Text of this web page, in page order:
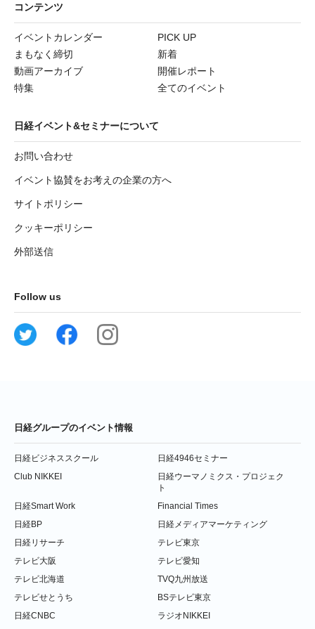
コンテンツ
イベントカレンダー
PICK UP
まもなく締切
新着
動画アーカイブ
開催レポート
特集
全てのイベント
日経イベント&セミナーについて
お問い合わせ
イベント協賛をお考えの企業の方へ
サイトポリシー
クッキーポリシー
外部送信
Follow us
日経グループのイベント情報
日経ビジネススクール
日経4946セミナー
Club NIKKEI
日経ウーマノミクス・プロジェク
ト
日経Smart Work
Financial Times
日経BP
日経メディアマーケティング
日経リサーチ
テレビ東京
テレビ大阪
テレビ愛知
テレビ北海道
TVQ九州放送
テレビせとうち
BSテレビ東京
日経CNBC
ラジオNIKKEI